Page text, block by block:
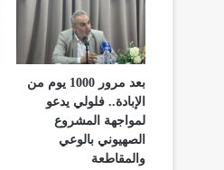
بعد مرور 1000 يوم من
الإبادة.. فلولي يدعو
لمواجهة المشروع
الصهيوني بالوعي
والمقاطعة